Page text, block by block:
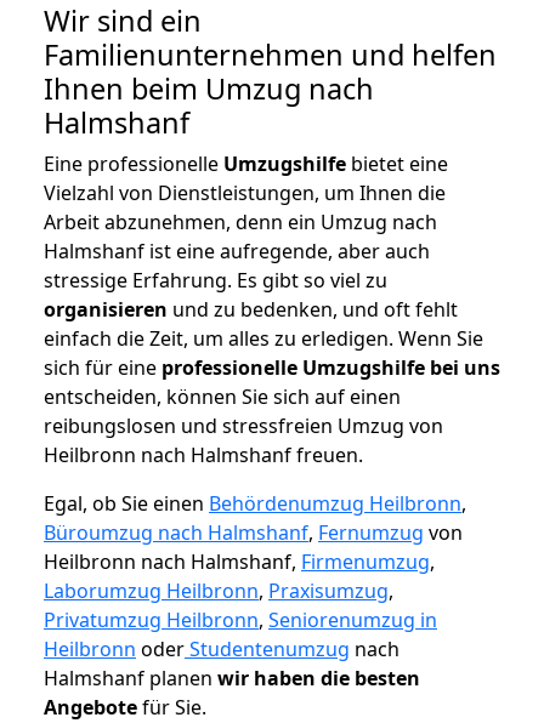
Wir sind ein
Familienunternehmen und helfen
Ihnen beim Umzug nach
Halmshanf
Eine professionelle Umzugshilfe bietet eine
Vielzahl von Dienstleistungen, um Ihnen die
Arbeit abzunehmen, denn ein Umzug nach
Halmshanf ist eine aufregende, aber auch
stressige Erfahrung. Es gibt so viel zu
organisieren und zu bedenken, und oft fehlt
einfach die Zeit, um alles zu erledigen. Wenn Sie
sich für eine professionelle Umzugshilfe bei uns
entscheiden, können Sie sich auf einen
reibungslosen und stressfreien Umzug von
Heilbronn nach Halmshanf freuen.
Egal, ob Sie einen Behördenumzug Heilbronn,
Büroumzug nach Halmshanf, Fernumzug von
Heilbronn nach Halmshanf, Firmenumzug,
Laborumzug Heilbronn, Praxisumzug,
Privatumzug Heilbronn, Seniorenumzug in
Heilbronn oderStudentenumzug nach
Halmshanf planen wir haben die besten
Angebotefür Sie.